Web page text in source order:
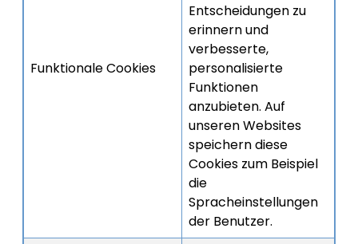
Funktionale Cookies
Entscheidungen zu
erinnern und
verbesserte,
personalisierte
Funktionen
anzubieten. Auf
unseren Websites
speichern diese
Cookies zum Beispiel
die
Spracheinstellungen
der Benutzer.